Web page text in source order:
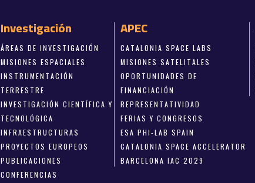
Investigación
ÁREAS DE INVESTIGACIÓN
MISIONES ESPACIALES
INSTRUMENTACIÓN
TERRESTRE
INVESTIGACIÓN CIENTÍFICA Y
TECNOLÓGICA
INFRAESTRUCTURAS
PROYECTOS EUROPEOS
PUBLICACIONES
CONFERENCIAS
APEC
CATALONIA SPACE LABS
MISIONES SATELITALES
OPORTUNIDADES DE
FINANCIACIÓN
REPRESENTATIVIDAD
FERIAS Y CONGRESOS
ESA PHI-LAB SPAIN
CATALONIA SPACE ACCELERATOR
BARCELONA IAC 2029